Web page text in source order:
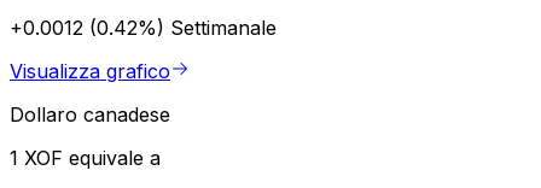
+0.0012 (0.42%) Settimanale
Visualizza grafico
Dollaro canadese
1 XOF equivale a